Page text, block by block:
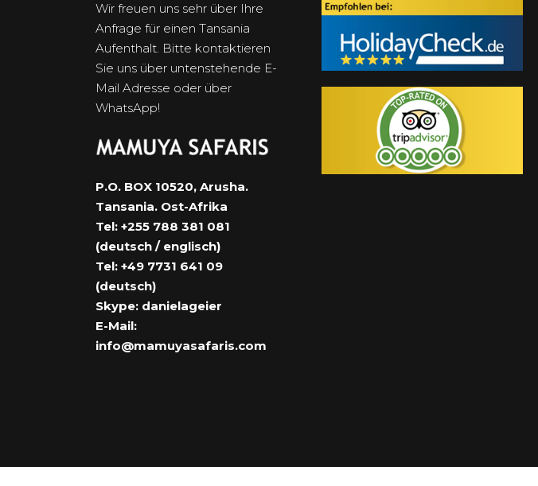
Wir freuen uns sehr über Ihre
Anfrage für einen Tansania
Aufenthalt. Bitte kontaktieren
Sie uns über untenstehende E-
Mail Adresse oder über
WhatsApp!
P.O. BOX 10520, Arusha.
Tansania. Ost-Afrika
Tel: +255 788 381 081
(deutsch / englisch)
Tel: +49 7731 641 09
(deutsch)
Skype: danielageier
E-Mail:
info@mamuyasafaris.com